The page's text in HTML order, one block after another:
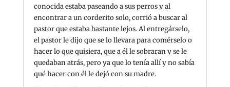
conocida estaba paseando a sus perros y al
encontrar a un corderito solo, corrió a buscar al
pastor que estaba bastante lejos. Al entregárselo,
el pastor le dijo que se lo llevara para comérselo o
hacer lo que quisiera, que a él le sobraran y se le
quedaban atrás, pero ya que lo tenía allí y no sabía
qué hacer con él le dejó con su madre.